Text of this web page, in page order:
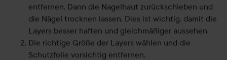
entfernen. Dann die Nagelhaut zurückschieben und
die Nägel trocknen lassen. Dies ist wichtig, damit die
Layers besser haften und gleichmäßiger aussehen.
Die richtige Größe der Layers wählen und die
Schutzfolie vorsichtig entfernen.